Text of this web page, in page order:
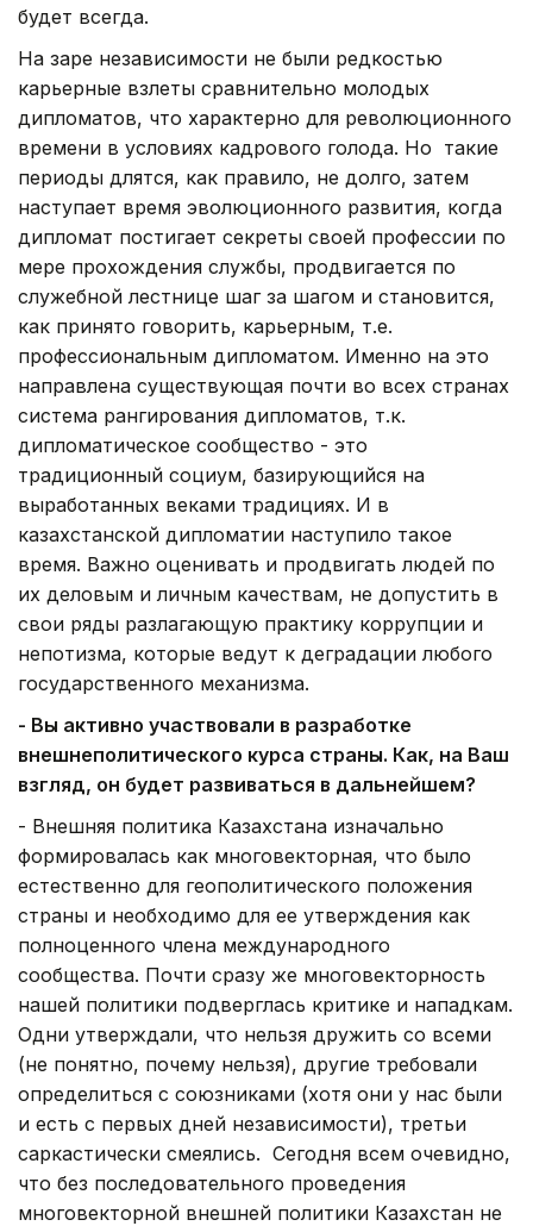
будет всегда.
На заре независимости не были редкостью
карьерные взлеты сравнительно молодых
дипломатов, что характерно для революционного
времени в условиях кадрового голода. Но такие
периоды длятся, как правило, не долго, затем
наступает время эволюционного развития, когда
дипломат постигает секреты своей профессии по
мере прохождения службы, продвигается по
служебной лестнице шаг за шагом и становится,
как принято говорить, карьерным, т.е.
профессиональным дипломатом. Именно на это
направлена существующая почти во всех странах
система рангирования дипломатов, т.к.
дипломатическое сообщество - это
традиционный социум, базирующийся на
выработанных веками традициях. И в
казахстанской дипломатии наступило такое
время. Важно оценивать и продвигать людей по
их деловым и личным качествам, не допустить в
свои ряды разлагающую практику коррупции и
непотизма, которые ведут к деградации любого
государственного механизма.
- Вы активно участвовали в разработке
внешнеполитического курса страны. Как, на Ваш
взгляд, он будет развиваться в дальнейшем?
- Внешняя политика Казахстана изначально
формировалась как многовекторная, что было
естественно для геополитического положения
страны и необходимо для ее утверждения как
полноценного члена международного
сообщества. Почти сразу же многовекторность
нашей политики подверглась критике и нападкам.
Одни утверждали, что нельзя дружить со всеми
(не понятно, почему нельзя), другие требовали
определиться с союзниками (хотя они у нас были
и есть с первых дней независимости), третьи
саркастически смеялись. Сегодня всем очевидно,
что без последовательного проведения
многовекторной внешней политики Казахстан не